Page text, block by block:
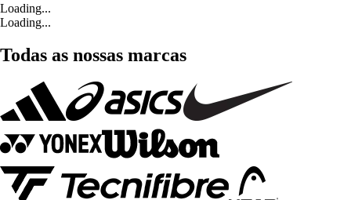
Loading...
Loading...
Todas as nossas marcas